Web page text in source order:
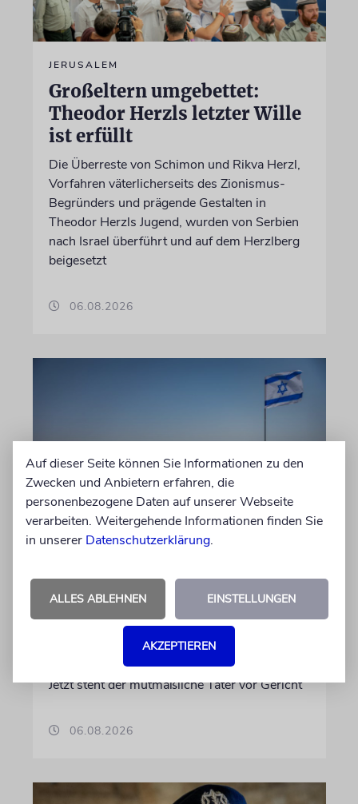
JERUSALEM
Großeltern umgebettet:
Theodor Herzls letzter Wille
ist erfüllt
Die Überreste von Schimon und Rikva Herzl,
Vorfahren väterlicherseits des Zionismus-
Begründers und prägende Gestalten in
Theodor Herzls Jugend, wurden von Serbien
nach Israel überführt und auf dem Herzlberg
beigesetzt
06.08.2026
JUSTIZ
Israelischer Siedler wegen
Tötung eines Palästinensers
angeklagt
Der getötete Aktivist setzte sich gegen
Siedlergewalt ein und war an dem Oscar-
prämierten Film »No Other Land« beteiligt.
Jetzt steht der mutmaßliche Täter vor Gericht
06.08.2026
Auf dieser Seite können Sie Informationen zu den
Zwecken und Anbietern erfahren, die
personenbezogene Daten auf unserer Webseite
verarbeiten. Weitergehende Informationen finden Sie
in unserer Datenschutzerklärung.
ALLES ABLEHNEN EINSTELLUNGEN
AKZEPTIEREN